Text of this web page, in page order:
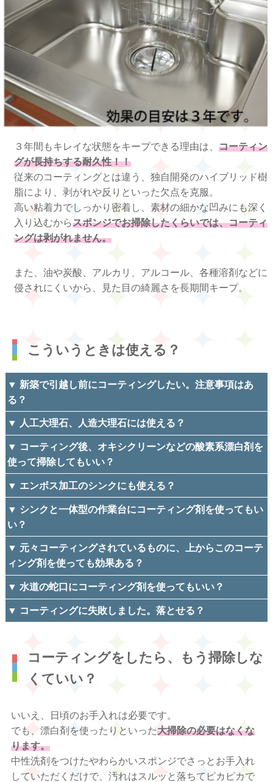
３年間もキレイな状態をキープできる理由は、 コーティン
グが長持ちする耐久性！！
従来のコーティングとは違う、独自開発のハイブリッド樹
脂により、剥がれや反りといった欠点を克服。
高い粘着力でしっかり密着し、素材の細かな凹みにも深く
入り込むからスポンジでお掃除したくらいでは、コーティ
ングは剥がれません。
また、油や炭酸、アルカリ、アルコール、各種溶剤などに
侵されにくいから、見た目の綺麗さを長期間キープ。
こういうときは使える？
▼ 新築で引越し前にコーティングしたい。注意事項はあ
る？
▼ 人工大理石、人造大理石には使える？
▼ コーティング後、オキシクリーンなどの酸素系漂白剤を
使って掃除してもいい？
▼ エンボス加工のシンクにも使える？
▼ シンクと一体型の作業台にコーティング剤を使ってもい
い？
▼ 元々コーティングされているものに、上からこのコーテ
ィング剤を使っても効果ある？
▼ 水道の蛇口にコーティング剤を使ってもいい？
▼ コーティングに失敗しました。落とせる？
コーティングをしたら、もう掃除しな
くていい？
いいえ、日頃のお手入れは必要です。
でも、漂白剤を使ったりといった大掃除の必要はなくな
ります。
中性洗剤をつけたやわらかいスポンジでさっとお手入れ
していただくだけで、汚れはスルッと落ちてピカピカで